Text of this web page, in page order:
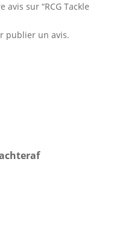
sur “RCG Tackle
publier un avis.